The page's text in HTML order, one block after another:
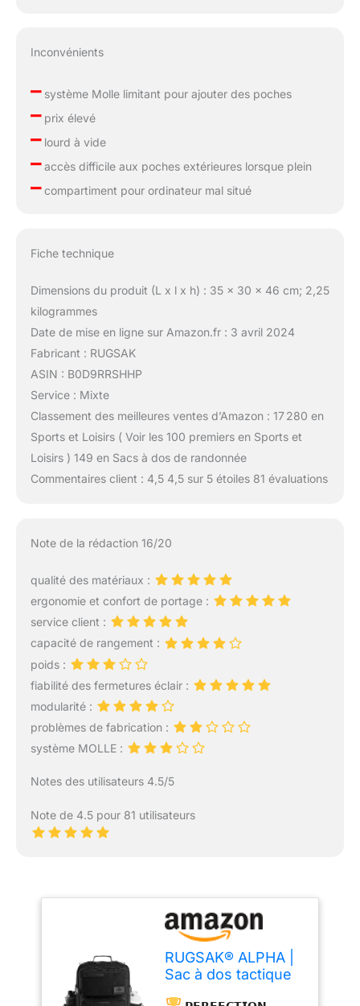
Inconvénients
–système Molle limitant pour ajouter des poches
–prix élevé
–lourd à vide
–accès difficile aux poches extérieures lorsque plein
–compartiment pour ordinateur mal situé
Fiche technique
Dimensions du produit (L x l x h) : 35 x 30 x 46 cm; 2,25
kilogrammes
Date de mise en ligne sur Amazon.fr : 3 avril 2024
Fabricant : RUGSAK
ASIN : B0D9RRSHHP
Service : Mixte
Classement des meilleures ventes d’Amazon : 17 280 en
Sports et Loisirs ( Voir les 100 premiers en Sports et
Loisirs ) 149 en Sacs à dos de randonnée
Commentaires client : 4,5 4,5 sur 5 étoiles 81 évaluations
Note de la rédaction 16/20
qualité des matériaux :
ergonomie et confort de portage :
service client :
capacité de rangement :
poids :
fiabilité des fermetures éclair :
modularité :
problèmes de fabrication :
système MOLLE :
Notes des utilisateurs 4.5/5
Note de 4.5 pour 81 utilisateurs
RUGSAK® ALPHA |
Sac à dos tactique